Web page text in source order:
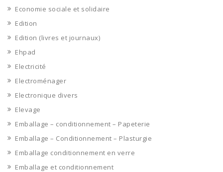
Economie sociale et solidaire
Edition
Edition (livres et journaux)
Ehpad
Electricité
Electroménager
Electronique divers
Elevage
Emballage – conditionnement – Papeterie
Emballage – Conditionnement – Plasturgie
Emballage conditionnement en verre
Emballage et conditionnement